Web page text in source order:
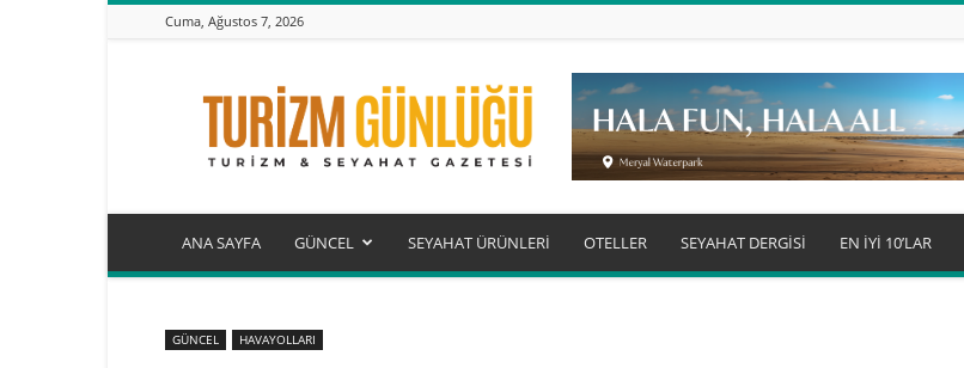
Cuma, Ağustos 7, 2026
Turizm
Günlüğü
ANA SAYFA GÜNCEL SEYAHAT ÜRÜNLERİ OTELLER SEYAHAT DERGİSİ EN İYİ 10’LAR
GÜNCEL HAVAYOLLARI